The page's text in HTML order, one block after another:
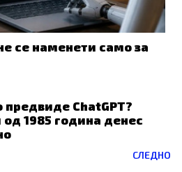
се наменети само за
предвиде ChatGPT?
од 1985 година денес
СЛЕДНО